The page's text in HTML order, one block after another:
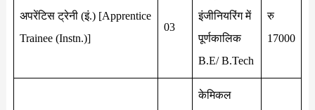
अपरेंटिस ट्रेनी (इं.) [Apprentice
Trainee (Instn.)]
03
इंजीनियरिंग में
पूर्णकालिक
B.E/ B.Tech
रु
17000
केमिकल